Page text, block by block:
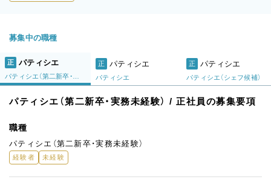
募集中の職種
正 パティシエ 正 パティシエ
パティシエ
正 パティシエ
パティシエ（シェフ候補）
パティシエ（第二新卒・実務未経験） / 正社員の募集要項
職種
パティシエ（第二新卒・実務未経験）
経験者 未経験